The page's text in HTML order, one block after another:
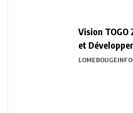
Vision
et
durable
LOMEBOUGEINFO